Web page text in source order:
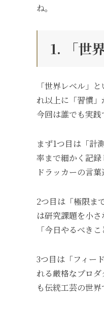
ね。
1. 「世
「世界レベル」
れ以上に「習慣
今回は誰でも実践
まず1つ目は「計
率まで細かく記
ドラッカーの言
2つ目は「極限ま
は研究課題を小
「今日やるべき
3つ目は「フィー
れる厳格なプロ
も伝統工芸の世